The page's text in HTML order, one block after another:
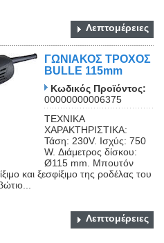
Λεπτομέρειες
ΓΩΝΙΑΚΟΣ ΤΡΟΧΟΣ
BULLE 115mm
Κωδικός Προϊόντος:
00000000006375
ΤΕΧΝΙΚΑ
ΧΑΡΑΚΤΗΡΙΣΤΙΚΑ:
Τάση: 230V. Ισχύς: 750
W. Διάμετρος δίσκου:
Ø115 mm. Μπουτόν
και ξεσφίξιμο της ροδέλας του
Λεπτομέρειες